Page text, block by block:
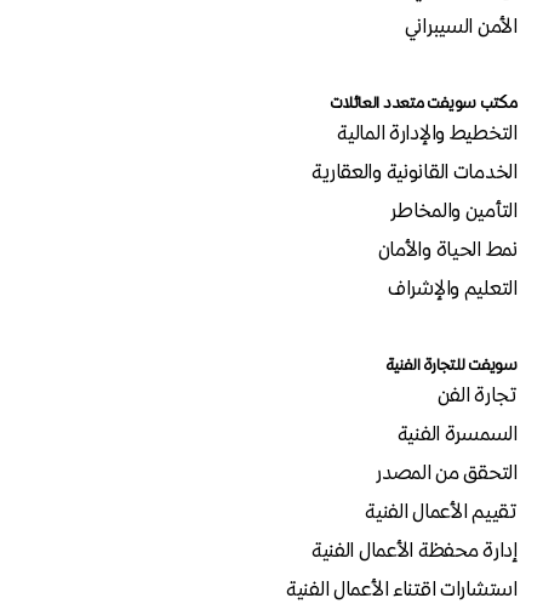
الأمن السيبراني
مكتب سويفت متعدد العائلات
التخطيط والإدارة المالية
الخدمات القانونية والعقارية
التأمين والمخاطر
نمط الحياة والأمان
التعليم والإشراف
سويفت للتجارة الفنية
تجارة الفن
السمسرة الفنية
التحقق من المصدر
تقييم الأعمال الفنية
إدارة محفظة الأعمال الفنية
استشارات اقتناء الأعمال الفنية